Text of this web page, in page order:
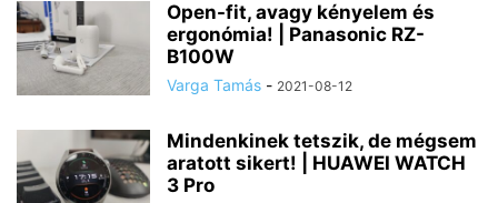
Open-fit, avagy kényelem és
ergonómia! | Panasonic RZ-
B100W
Varga Tamás - 2021-08-12
Mindenkinek tetszik, de mégsem
aratott sikert! | HUAWEI WATCH
3 Pro